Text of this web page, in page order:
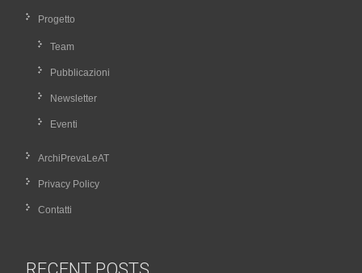
Progetto
Team
Pubblicazioni
Newsletter
Eventi
ArchiPrevaLeAT
Privacy Policy
Contatti